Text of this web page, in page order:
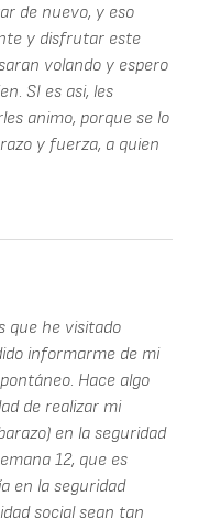
de nuevo, y eso
y disfrutar este
volando y espero
SI es asi, les
animo, porque se lo
y fuerza, a quien
que he visitado
informarme de mi
Hace algo
de realizar mi
en la seguridad
12, que es
en la seguridad
social sean tan